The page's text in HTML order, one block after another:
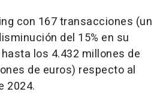
con 167 transacciones (un
del 15% en su
los 4.432 millones de
de euros) respecto al
2024.